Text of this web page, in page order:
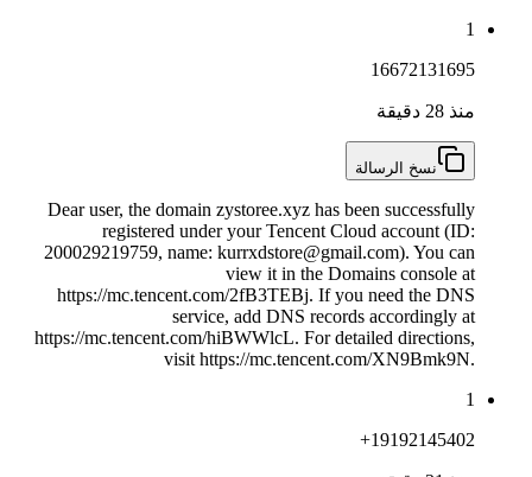
1
16672131695
منذ 28 دقيقة
نسخ الرسالة
Dear user, the domain zystoree.xyz has been successfully
registered under your Tencent Cloud account (ID:
200029219759, name: kurrxdstore@gmail.com). You can
view it in the Domains console at
https://mc.tencent.com/2fB3TEBj. If you need the DNS
service, add DNS records accordingly at
https://mc.tencent.com/hiBWWlcL. For detailed directions,
visit https://mc.tencent.com/XN9Bmk9N.
1
+19192145402